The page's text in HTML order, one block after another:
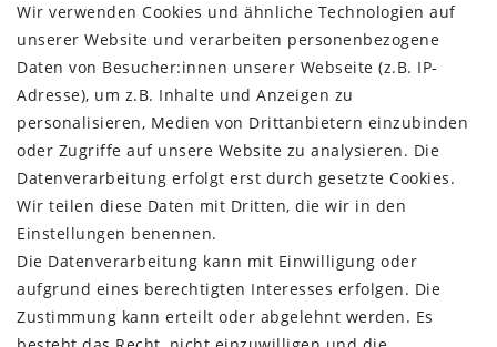
Doppler
Resckodd
Dernier
Esprit
Wir verwenden Cookies und ähnliche Technologien auf
unserer Website und verarbeiten personenbezogene
Daten von Besucher:innen unserer Webseite (z.B. IP-
Adresse), um z.B. Inhalte und Anzeigen zu
personalisieren, Medien von Drittanbietern einzubinden
oder Zugriffe auf unsere Website zu analysieren. Die
Datenverarbeitung erfolgt erst durch gesetzte Cookies.
Wir teilen diese Daten mit Dritten, die wir in den
Einstellungen benennen.
Die Datenverarbeitung kann mit Einwilligung oder
aufgrund eines berechtigten Interesses erfolgen. Die
Zustimmung kann erteilt oder abgelehnt werden. Es